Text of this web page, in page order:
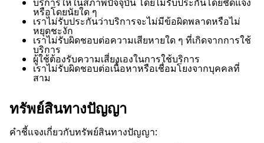
หรือโดยนัยใด ๆ
เราไม่รับประกันว่าบริการจะไม่มีข้อผิดพลาดหรือไม่
หยุดชะงัก
เราไม่รับผิดชอบต่อความเสียหายใด ๆ ที่เกิดจากการใช้
บริการ
ผู้ใช้ต้องรับความเสี่ยงเองในการใช้บริการ
เราไม่รับผิดชอบต่อเนื้อหาหรือเชื่อมโยงจากบุคคลที่
สาม
ทรัพย์สินทางปัญญา
คำชี้แจงเกี่ยวกับทรัพย์สินทางปัญญา: